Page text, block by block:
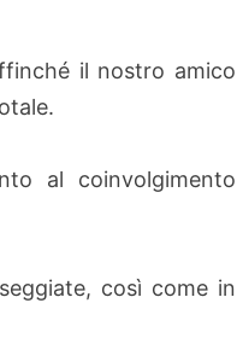
il nostro amico
al coinvolgimento
così come in